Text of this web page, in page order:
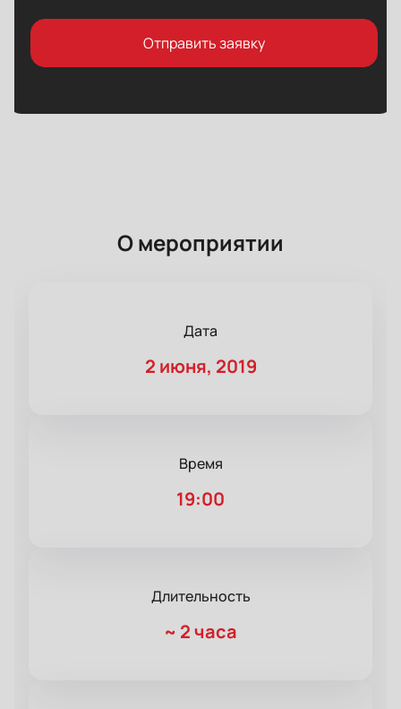
Отправить заявку
О мероприятии
Дата
2 июня, 2019
Время
19:00
Длительность
~ 2 часа